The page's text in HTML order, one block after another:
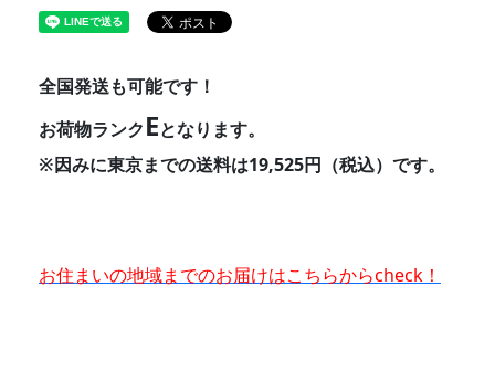
全国発送も可能です！
お荷物ランクEとなります。
※因みに東京までの送料は19,525円（税込）です。
お住まいの地域までのお届けはこちらからcheck！